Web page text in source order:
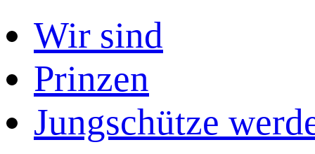
Wir sind
Prinzen
Jungschütze